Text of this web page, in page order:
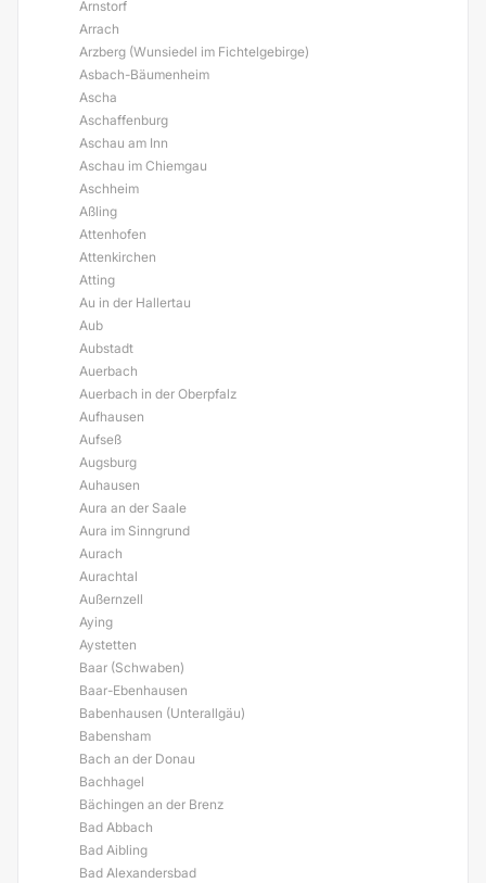
Arnstorf
Arrach
Arzberg (Wunsiedel im Fichtelgebirge)
Asbach-Bäumenheim
Ascha
Aschaffenburg
Aschau am Inn
Aschau im Chiemgau
Aschheim
Aßling
Attenhofen
Attenkirchen
Atting
Au in der Hallertau
Aub
Aubstadt
Auerbach
Auerbach in der Oberpfalz
Aufhausen
Aufseß
Augsburg
Auhausen
Aura an der Saale
Aura im Sinngrund
Aurach
Aurachtal
Außernzell
Aying
Aystetten
Baar (Schwaben)
Baar-Ebenhausen
Babenhausen (Unterallgäu)
Babensham
Bach an der Donau
Bachhagel
Bächingen an der Brenz
Bad Abbach
Bad Aibling
Bad Alexandersbad